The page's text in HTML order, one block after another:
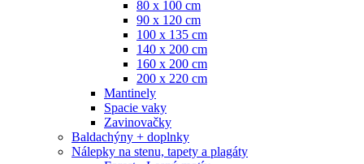
80 x 100 cm
90 x 120 cm
100 x 135 cm
140 x 200 cm
160 x 200 cm
200 x 220 cm
Mantinely
Spacie vaky
Zavinovačky
Baldachýny + doplnky
Nálepky na stenu, tapety a plagáty